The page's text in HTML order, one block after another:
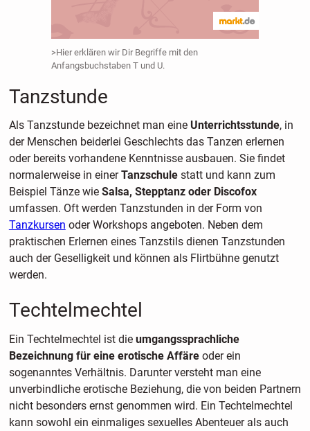
>Hier erklären wir Dir Begriffe mit den
Anfangsbuchstaben T und U.
Tanzstunde
Als Tanzstunde bezeichnet man eine Unterrichtsstunde, in
der Menschen beiderlei Geschlechts das Tanzen erlernen
oder bereits vorhandene Kenntnisse ausbauen. Sie findet
normalerweise in einerTanzschulestatt und kann zum
Beispiel Tänze wie Salsa, Stepptanz oder Discofox
umfassen. Oft werden Tanzstunden in der Form von
Tanzkursen oder Workshops angeboten. Neben dem
praktischen Erlernen eines Tanzstils dienen Tanzstunden
auch der Geselligkeit und können als Flirtbühne genutzt
werden.
Techtelmechtel
Ein Techtelmechtel ist die umgangssprachliche
Bezeichnung für eine erotische Affäre oder ein
sogenanntes Verhältnis. Darunter versteht man eine
unverbindliche erotische Beziehung, die von beiden Partnern
nicht besonders ernst genommen wird. Ein Techtelmechtel
kann sowohl ein einmaliges sexuelles Abenteuer als auch